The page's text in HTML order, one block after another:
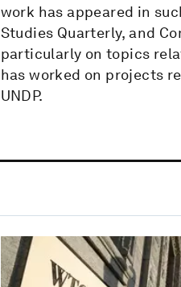
work has appeared in
Studies Quarterly, and
particularly on topics
has worked on projects
UNDP.